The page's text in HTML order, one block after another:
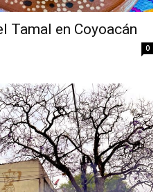
Tamal en Coyoacán
0